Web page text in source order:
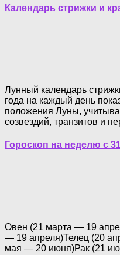
Календарь стрижки и
Лунный календарь
года на каждый день
положения Луны,
созвездий, транзитов и
Гороскоп на неделю с
Овен (21 марта — 19
— 19 апреля)Телец (20
мая — 20 июня)Рак (21